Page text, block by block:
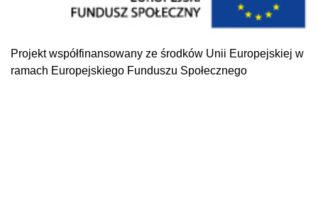
Projekt współfinansowany ze środków Unii Europejskiej w
ramach Europejskiego Funduszu Społecznego